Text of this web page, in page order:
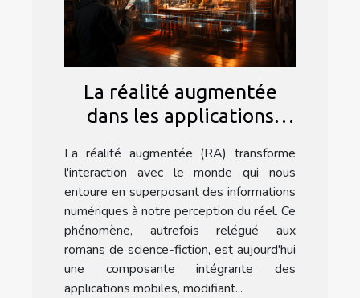
La réalité augmentée
dans les applications
perspectives
La réalité augmentée (RA) transforme
l'interaction avec le monde qui nous
entoure en superposant des informations
numériques à notre perception du réel. Ce
phénomène, autrefois relégué aux
romans de science-fiction, est aujourd'hui
une composante intégrante des
applications mobiles, modifiant...